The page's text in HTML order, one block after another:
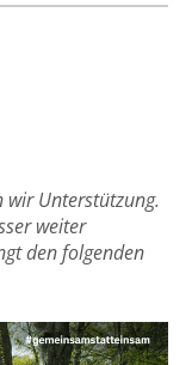
wir Unterstützung.
weiter
den folgenden